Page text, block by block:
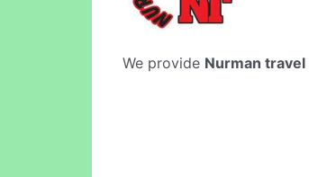
We provide Nurman travel